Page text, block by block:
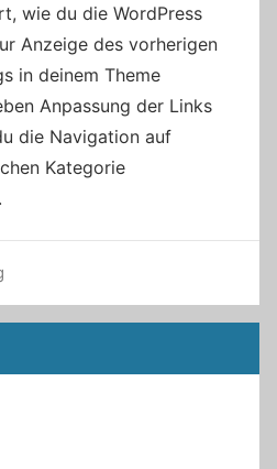
wie du die WordPress
Anzeige des vorherigen
in deinem Theme
Anpassung der Links
die Navigation auf
Kategorie